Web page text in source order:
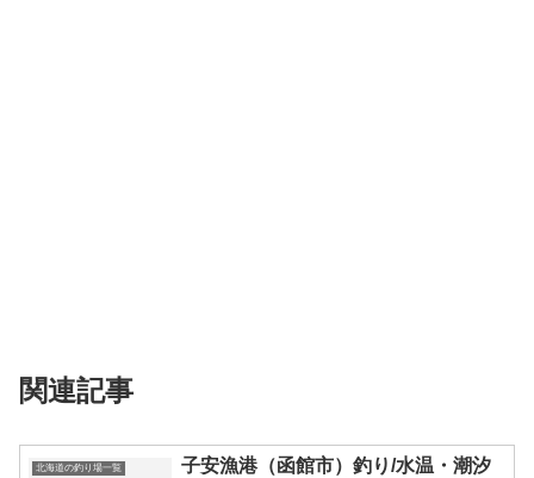
関連記事
北海道の釣り場一覧
子安漁港（函館市）釣り/水温・潮汐